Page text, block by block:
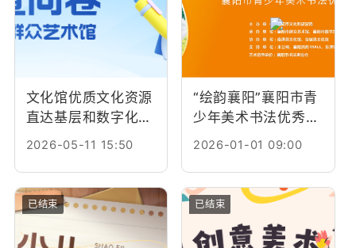
文化馆优质文化资源
直达基层和数字化建
设调查问卷
2026-05-11 15:50
“绘韵襄阳”襄阳市青
少年美术书法优秀作
品巡展
2026-01-01 09:00
已结束 已结束